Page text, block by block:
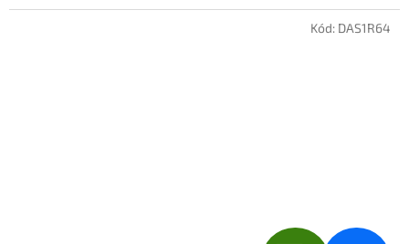
Kód: DAS1R64